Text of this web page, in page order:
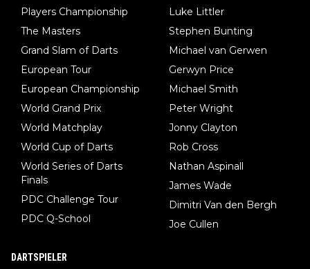
Players Championship
The Masters
Grand Slam of Darts
European Tour
European Championship
World Grand Prix
World Matchplay
World Cup of Darts
World Series of Darts
Finals
PDC Challenge Tour
PDC Q-School
Luke Littler
Stephen Bunting
Michael van Gerwen
Gerwyn Price
Michael Smith
Peter Wright
Jonny Clayton
Rob Cross
Nathan Aspinall
James Wade
Dimitri Van den Bergh
Joe Cullen
DARTSPIELER